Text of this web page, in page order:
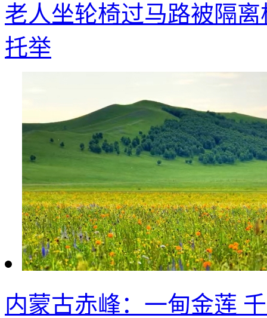
老人坐轮椅过马路被隔
托举
内蒙古赤峰：一甸金莲